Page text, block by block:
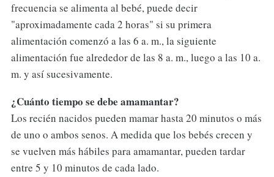
frecuencia se alimenta al bebé, puede decir
"aproximadamente cada 2 horas" si su primera
alimentación comenzó a las 6 a. m., la siguiente
alimentación fue alrededor de las 8 a. m., luego a las 10 a.
m. y así sucesivamente.
¿Cuánto tiempo se debe amamantar?
Los recién nacidos pueden mamar hasta 20 minutos o más
de uno o ambos senos. A medida que los bebés crecen y
se vuelven más hábiles para amamantar, pueden tardar
entre 5 y 10 minutos de cada lado.